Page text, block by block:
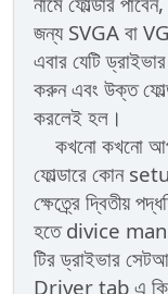
জন্য SVGA বা
এবার যেটি
করুন এবং উক্ত
করলেই হল।
কখনো কখনো
ফোল্ডারে কোন
ক্ষেত্র্রে দ্বিতীয়
হতে divice
টির ড্রাইভার
Driver tab এ